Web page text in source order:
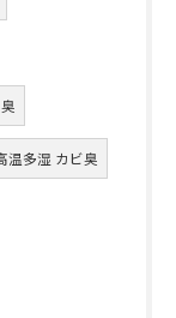
温多湿 カビ臭